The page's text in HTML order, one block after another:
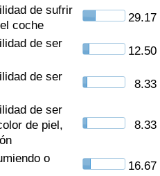
de sufrir
coche
29.17
de ser
12.50
de ser
8.33
de ser
de piel,
8.33
o
16.67